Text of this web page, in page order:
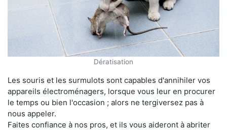
Dératisation
Les souris et les surmulots sont capables d'annihiler vos
appareils électroménagers, lorsque vous leur en procurer
le temps ou bien l'occasion ; alors ne tergiversez pas à
nous appeler.
Faites confiance à nos pros, et ils vous aideront à abriter